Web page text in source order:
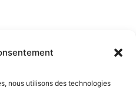
nous utilisons des technologies